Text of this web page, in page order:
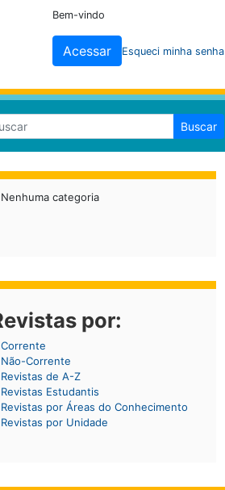
Bem-vindo
Acessar Esqueci minha senha
Buscar
Nenhuma categoria
por:
Corrente
Não-Corrente
Revistas de A-Z
Revistas Estudantis
Revistas por Áreas do Conhecimento
Revistas por Unidade